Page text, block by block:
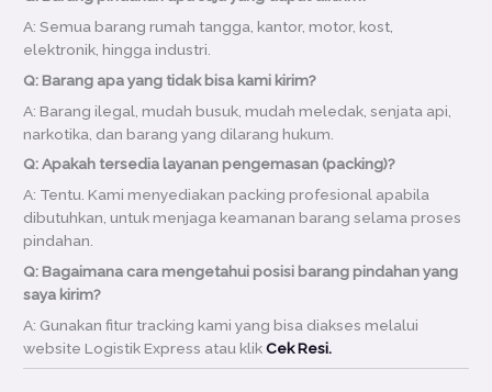
A: Semua barang rumah tangga, kantor, motor, kost,
elektronik, hingga industri.
Q: Barang apa yang tidak bisa kami kirim?
A: Barang ilegal, mudah busuk, mudah meledak, senjata api,
narkotika, dan barang yang dilarang hukum.
Q: Apakah tersedia layanan pengemasan (packing)?
A: Tentu. Kami menyediakan packing profesional apabila
dibutuhkan, untuk menjaga keamanan barang selama proses
pindahan.
Q: Bagaimana cara mengetahui posisi barang pindahan yang
saya kirim?
A: Gunakan fitur tracking kami yang bisa diakses melalui
website Logistik Express atau klikCek Resi.